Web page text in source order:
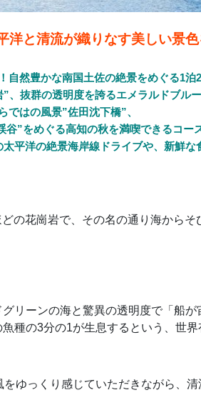
洋と清流が織りなす美しい
然豊かな南国土佐の絶景をめぐる1泊2
、抜群の透明度を誇るエメラルドブル
はの風景”佐田沈下橋”、
”をめぐる高知の秋を満喫できるコー
平洋の絶景海岸線ドライブや、新鮮
の花崗岩で、その名の通り海から
リーンの海と驚異の透明度で「船
種の3分の1が生息するという、世
ゆっくり感じていただきながら、清